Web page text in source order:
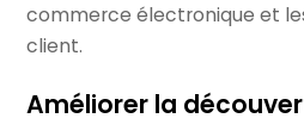
commerce électronique et
client.
Améliorer la